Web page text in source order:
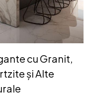
cu Granit,
și Alte